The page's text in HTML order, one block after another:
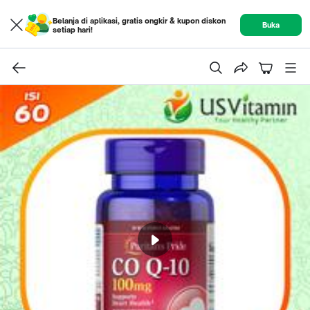
Belanja di aplikasi, gratis ongkir & kupon diskon
setiap hari!
Buka